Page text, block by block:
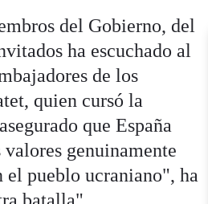
del Gobierno, del
ha escuchado al
de los
quien cursó la
que España
genuinamente
el pueblo ucraniano", ha